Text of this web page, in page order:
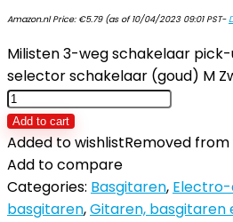
Amazon.nl Price: €5.79(as of 10/04/2023 09:01 PST-
Milisten 3-weg schakelaar
selector schakelaar (goud) M
Add to cart
Added to wishlistRemoved from
Add to compare
Categories: Basgitaren,
basgitaren,Gitaren, basgitaren